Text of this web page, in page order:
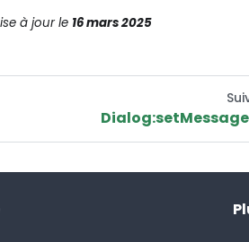
à jourle 16 mars 2025